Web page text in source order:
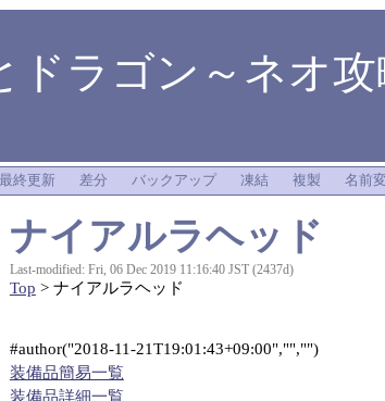
ドラゴン～ネオ攻
最終更新 差分 バックアップ 凍結 複製 名前
ナイアルラヘッド
Last-modified: Fri, 06 Dec 2019 11:16:40 JST (2437d)
Top > ナイアルラヘッド
#author("2018-11-21T19:01:43+09:00","","")
装備品簡易一覧
装備品詳細一覧